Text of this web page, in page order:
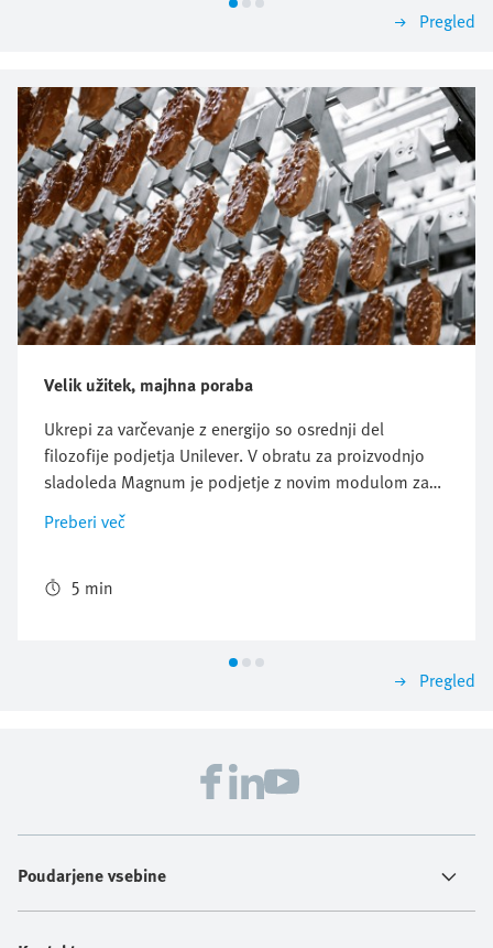
Pregled
Velik užitek, majhna poraba
Ukrepi za varčevanje z energijo so osrednji del
filozofije podjetja Unilever. V obratu za proizvodnjo
sladoleda Magnum je podjetje z novim modulom za
energetsko učinkovitost MSE6-E2M znatno zmanjšalo
porabo stisnjenega zraka.
Preberi več
5 min
Pregled
Poudarjene vsebine